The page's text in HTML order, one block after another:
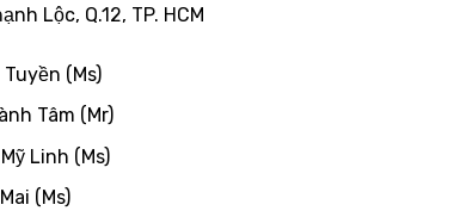
Lộc, Q.12, TP. HCM
(Ms)
Tâm (Mr)
Linh (Ms)
(Ms)